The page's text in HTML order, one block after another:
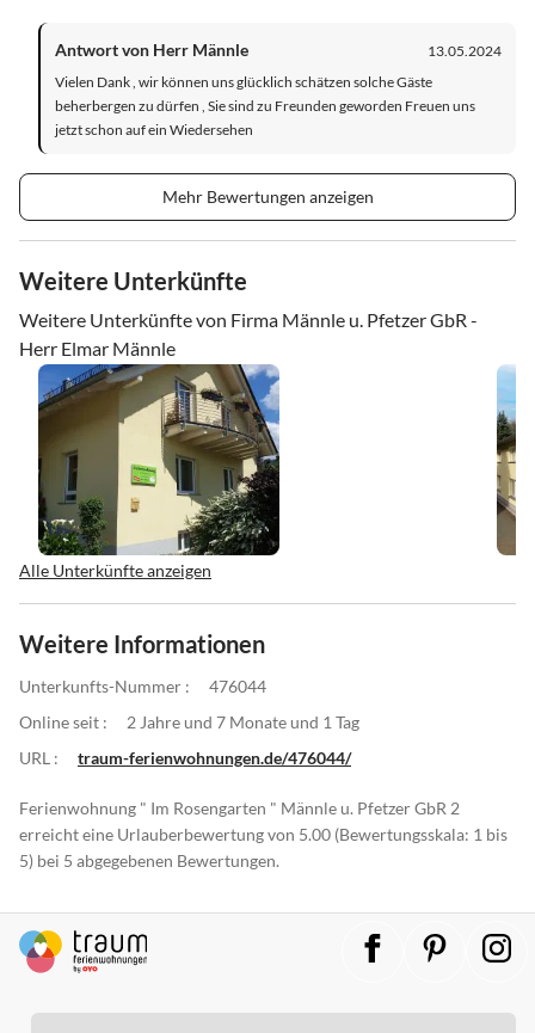
Antwort von Herr Männle
13.05.2024
Vielen Dank , wir können uns glücklich schätzen solche Gäste
beherbergen zu dürfen , Sie sind zu Freunden geworden Freuen uns
jetzt schon auf ein Wiedersehen
Mehr Bewertungen anzeigen
Weitere Unterkünfte
Weitere Unterkünfte von Firma Männle u. Pfetzer GbR -
Herr Elmar Männle
Alle Unterkünfte anzeigen
Weitere Informationen
Unterkunfts-Nummer :
476044
Online seit :
2 Jahre und 7 Monate und 1 Tag
URL :
traum-ferienwohnungen.de/476044/
Ferienwohnung " Im Rosengarten " Männle u. Pfetzer GbR 2
erreicht eine Urlauberbewertung von 5.00 (Bewertungsskala: 1 bis
5) bei 5 abgegebenen Bewertungen.